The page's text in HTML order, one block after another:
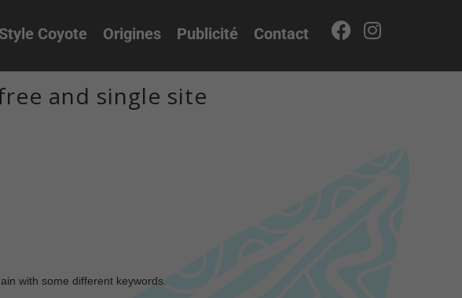
Coyote Origines Publicité Contact
and single site
with some different keywords.